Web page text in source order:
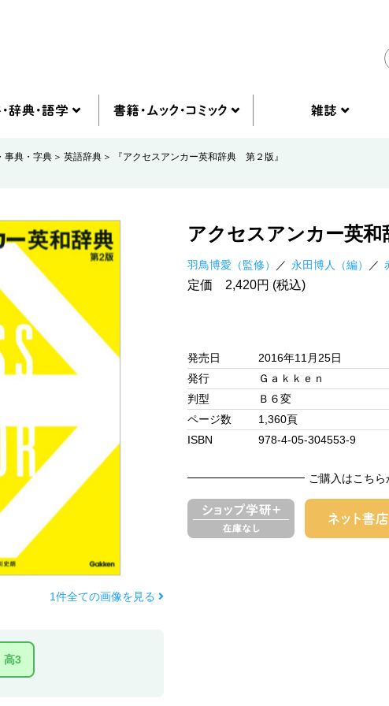
事典・字典 英語辞典 『アクセスアンカー英和辞典 第２版』
1件全ての画像を見る
高3
アクセスアンカー英
羽鳥博愛（監修） 永田博人（編）
定価 2,420円 (税込)
発売日
2016年11月25日
発行
Ｇａｋｋｅｎ
判型
Ｂ６変
ページ数
1,360頁
ISBN
978-4-05-304553-9
ご購入はこちら